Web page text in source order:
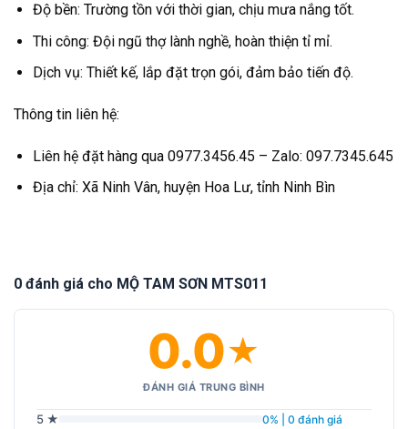
Độ bền: Trường tồn với thời gian, chịu mưa nắng tốt.
Thi công: Đội ngũ thợ lành nghề, hoàn thiện tỉ mỉ.
Dịch vụ: Thiết kế, lắp đặt trọn gói, đảm bảo tiến độ.
Thông tin liên hệ:
Liên hệ đặt hàng qua 0977.3456.45 – Zalo: 097.7345.645
Địa chỉ: Xã Ninh Vân, huyện Hoa Lư, tỉnh Ninh Bìn
0 đánh giá cho MỘ TAM SƠN MTS011
0.0★
ĐÁNH GIÁ TRUNG BÌNH
5 ★ 0% | 0 đánh giá